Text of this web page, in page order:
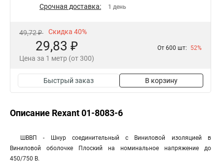
Срочная доставка: 1 день
49,72 ₽ Скидка 40%
29,83 ₽
Цена за 1 метр (от 300)
От 600 шт: 52%
Быстрый заказ В корзину
Описание Rexant 01-8083-6
ШВВП - Шнур соединительный с Виниловой изоляцией в
Виниловой оболочке Плоский на номинальное напряжение до
450/750 В.